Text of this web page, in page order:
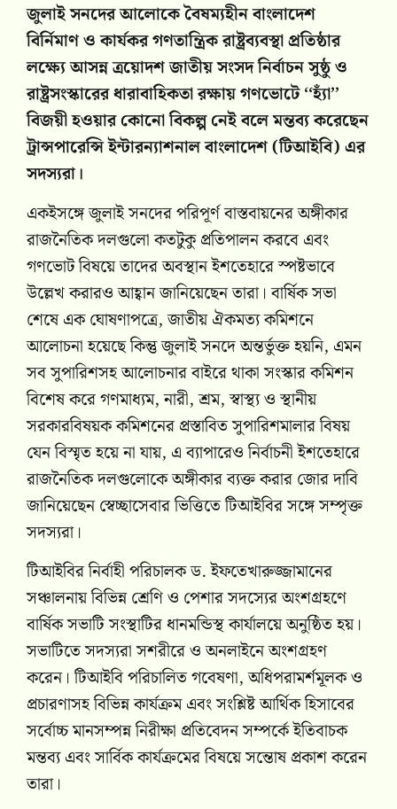
জুলাই সনদের আলোকে বৈষম্যহীন বাংলাদেশ
বির্নিমাণ ও কার্যকর গণতান্ত্রিক রাষ্ট্রব্যবস্থা প্রতিষ্ঠার
লক্ষ্যে আসন্ন ত্রয়োদশ জাতীয় সংসদ নির্বাচন সুষ্ঠু ও
রাষ্ট্রসংস্কারের ধারাবাহিকতা রক্ষায় গণভোটে ‘‘হ্যাঁ’’
বিজয়ী হওয়ার কোনো বিকল্প নেই বলে মন্তব্য করেছেন
ট্রান্সপারেন্সি ইন্টারন্যাশনাল বাংলাদেশ (টিআইবি) এর
সদস্যরা।
একইসঙ্গে জুলাই সনদের পরিপূর্ণ বাস্তবায়নের অঙ্গীকার
রাজনৈতিক দলগুলো কতটুকু প্রতিপালন করবে এবং
গণভোট বিষয়ে তাদের অবস্থান ইশতেহারে স্পষ্টভাবে
উল্লেখ করারও আহ্বান জানিয়েছেন তারা। বার্ষিক সভা
শেষে এক ঘোষণাপত্রে, জাতীয় ঐকমত্য কমিশনে
আলোচনা হয়েছে কিন্তু জুলাই সনদে অন্তর্ভুক্ত হয়নি, এমন
সব সুপারিশসহ আলোচনার বাইরে থাকা সংস্কার কমিশন
বিশেষ করে গণমাধ্যম, নারী, শ্রম, স্বাস্থ্য ও স্থানীয়
সরকারবিষয়ক কমিশনের প্রস্তাবিত সুপারিশমালার বিষয়
যেন বিস্মৃত হয়ে না যায়, এ ব্যাপারেও নির্বাচনী ইশতেহারে
রাজনৈতিক দলগুলোকে অঙ্গীকার ব্যক্ত করার জোর দাবি
জানিয়েছেন স্বেচ্ছাসেবার ভিত্তিতে টিআইবির সঙ্গে সম্পৃক্ত
সদস্যরা।
টিআইবির নির্বাহী পরিচালক ড. ইফতেখারুজ্জামানের
সঞ্চালনায় বিভিন্ন শ্রেণি ও পেশার সদস্যের অংশগ্রহণে
বার্ষিক সভাটি সংস্থাটির ধানমন্ডিস্থ কার্যালয়ে অনুষ্ঠিত হয়।
সভাটিতে সদস্যরা সশরীরে ও অনলাইনে অংশগ্রহণ
করেন। টিআইবি পরিচালিত গবেষণা, অধিপরামর্শমূলক ও
প্রচারণাসহ বিভিন্ন কার্যক্রম এবং সংশ্লিষ্ট আর্থিক হিসাবের
সর্বোচ্চ মানসম্পন্ন নিরীক্ষা প্রতিবেদন সম্পর্কে ইতিবাচক
মন্তব্য এবং সার্বিক কার্যক্রমের বিষয়ে সন্তোষ প্রকাশ করেন
তারা।